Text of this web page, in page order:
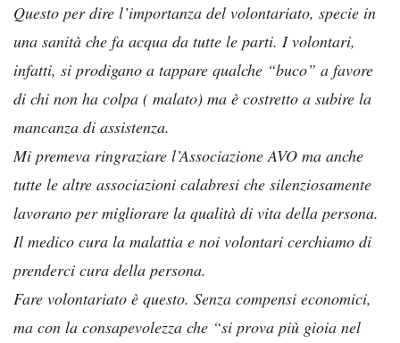
Questo per dire l’importanza del volontariato, specie in
una sanità che fa acqua da tutte le parti. I volontari,
infatti, si prodigano a tappare qualche “buco” a favore
di chi non ha colpa ( malato) ma è costretto a subire la
mancanza di assistenza.
Mi premeva ringraziare l’Associazione AVO ma anche
tutte le altre associazioni calabresi che silenziosamente
lavorano per migliorare la qualità di vita della persona.
Il medico cura la malattia e noi volontari cerchiamo di
prenderci cura della persona.
Fare volontariato è questo. Senza compensi economici,
ma con la consapevolezza che “si prova più gioia nel